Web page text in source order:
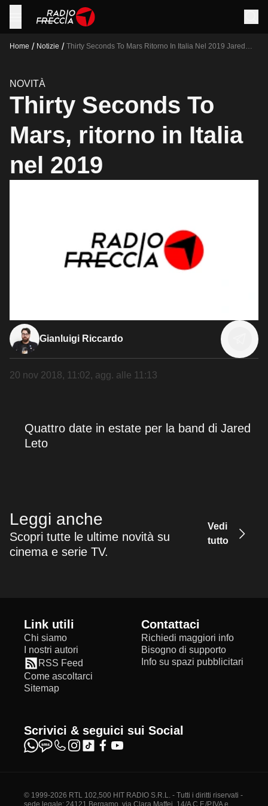
Home / Notizie / Thirty Seconds To Mars Ritorno In Italia Nel 2019 Jared
NOVITÀ
Thirty Seconds To
Mars, ritorno in Italia
nel 2019
Gianluigi Riccardo
20 nov 2018, 11:02, agg. alle 11:13
Quattro date in estate per la band di Jared
Leto
Leggi anche
Scopri tutte le ultime novità su
cinema e serie TV.
Vedi
tutto
Link utili
Chi siamo
I nostri autori
RSS Feed
Come ascoltarci
Sitemap
Contattaci
Richiedi maggiori info
Bisogno di supporto
Info su spazi pubblicitari
Scrivici & seguici sui Social
© 1999-2026 RTL 102,500 HIT RADIO S.R.L. - Tutti i diritti riservati -
sede legale: 24121 Bergamo, via Clara Maffei, 14/A C.F./P.IVA e